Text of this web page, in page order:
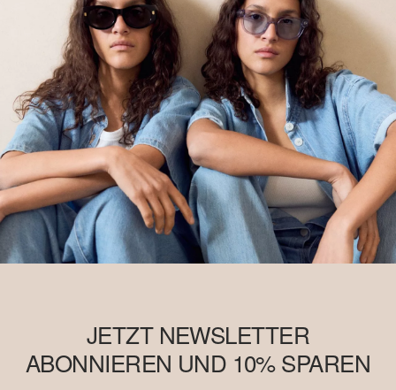
JETZT NEWSLETTER
ABONNIEREN UND 10% SPAREN